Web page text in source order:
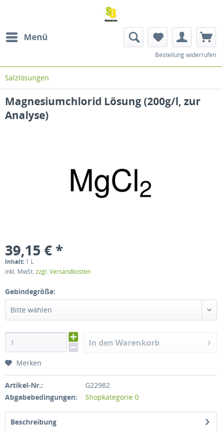
Menü
Bestellung widerrufen
Salzlösungen
Magnesiumchlorid Lösung (200g/l, zur
Analyse)
39,15 € *
Inhalt: 1 L
inkl. MwSt.zzgl. Versandkosten
Gebindegröße:
Bitte wählen
In den Warenkorb
Merken
Artikel-Nr.:
G22982
Abgabebedingungen:
Shopkategorie 0
Beschreibung